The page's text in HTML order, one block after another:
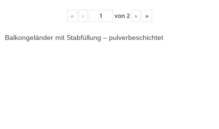
« ‹ von 2 › »
Balkongeländer mit Stabfüllung – pulverbeschichtet